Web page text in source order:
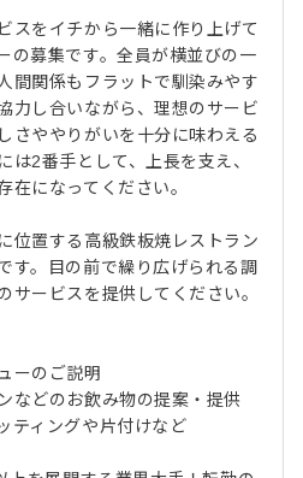
スをイチから一緒に作り上げて
の募集です。全員が横並びの一
間関係もフラットで馴染みやす
力し合いながら、理想のサービ
さややりがいを十分に味わえる
は2番手として、上長を支え、
在になってください。
位置する高級鉄板焼レストラン
す。目の前で繰り広げられる調
サービスを提供してください。
ーのご説明
などのお飲み物の提案・提供
ティングや片付けなど